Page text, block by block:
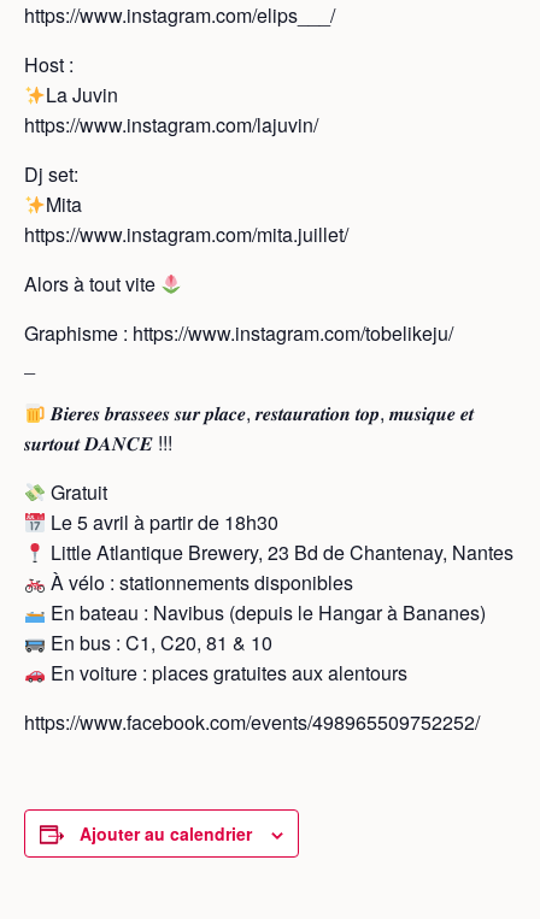
https://www.instagram.com/elips___/
Host :
La Juvin
https://www.instagram.com/lajuvin/
Dj set:
Mita
https://www.instagram.com/mita.juillet/
Alors à tout vite
Graphisme : https://www.instagram.com/tobelikeju/
𝑩𝒊𝒆𝒓𝒆𝒔 𝒃𝒓𝒂𝒔𝒔𝒆𝒆𝒔 𝒔𝒖𝒓 𝒑𝒍𝒂𝒄𝒆, 𝒓𝒆𝒔𝒕𝒂𝒖𝒓𝒂𝒕𝒊𝒐𝒏 𝒕𝒐𝒑, 𝒎𝒖𝒔𝒊𝒒𝒖𝒆 𝒆𝒕
𝒔𝒖𝒓𝒕𝒐𝒖𝒕 𝑫𝑨𝑵𝑪𝑬 !!!
Gratuit
Le 5 avril à partir de 18h30
Little Atlantique Brewery, 23 Bd de Chantenay, Nantes
À vélo : stationnements disponibles
En bateau : Navibus (depuis le Hangar à Bananes)
En bus : C1, C20, 81 & 10
En voiture : places gratuites aux alentours
https://www.facebook.com/events/498965509752252/
Ajouter au calendrier